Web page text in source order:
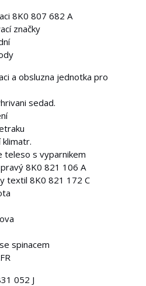
8K0 807 682 A
značky
a obsluzna jednotka pro
sedad.
teleso s vyparnikem
8K0 821 106 A
textil 8K0 821 172 C
spinacem
052 J